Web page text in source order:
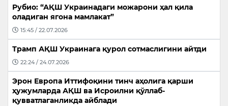
Рубио: “АҚШ Украинадаги можарони ҳал қила
оладиган ягона мамлакат”
15:45 / 22.07.2026
Трамп АҚШ Украинага қурол сотмаслигини айтди
22:24 / 24.07.2026
Эрон Европа Иттифоқини тинч аҳолига қарши
ҳужумларда АҚШ ва Исроилни қўллаб-
қувватлаганликда айблади